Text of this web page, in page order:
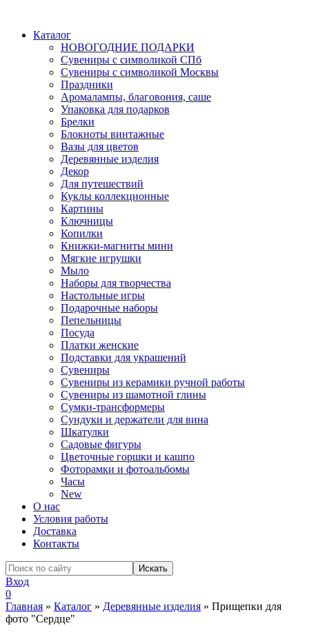
Каталог
НОВОГОДНИЕ ПОДАРКИ
Сувениры с символикой СПб
Сувениры с символикой Москвы
Праздники
Аромалампы, благовония, саше
Упаковка для подарков
Брелки
Блокноты винтажные
Вазы для цветов
Деревянные изделия
Декор
Для путешествий
Куклы коллекционные
Картины
Ключницы
Копилки
Книжки-магниты мини
Мягкие игрушки
Мыло
Наборы для творчества
Настольные игры
Подарочные наборы
Пепельницы
Посуда
Платки женские
Подставки для украшений
Сувениры
Сувениры из керамики ручной работы
Сувениры из шамотной глины
Сумки-трансформеры
Сундуки и держатели для вина
Шкатулки
Садовые фигуры
Цветочные горшки и кашпо
Фоторамки и фотоальбомы
Часы
New
О нас
Условия работы
Доставка
Контакты
Вход
0
Главная » Каталог » Деревянные изделия » Прищепки для
фото "Сердце"